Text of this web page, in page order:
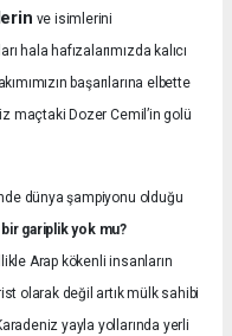
ve isimlerini
hala hafızalarımızda kalıcı
başarılarına elbette
maçtaki Dozer Cemil’in golü
dünya şampiyonu olduğu
gariplik yok mu?
Arap kökenli insanların
olarak değil artık mülk sahibi
yayla yollarında yerli